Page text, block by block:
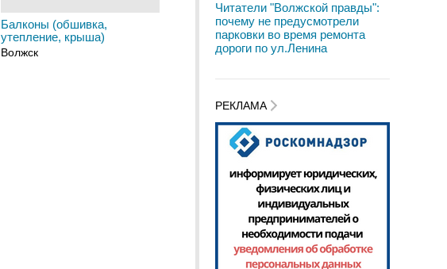
Балконы (обшивка,
утепление, крыша)
Волжск
Читатели "Волжской правды":
почему не предусмотрели
парковки во время ремонта
дороги по ул.Ленина
РЕКЛАМА